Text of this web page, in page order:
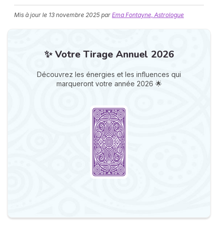
Mis à jour le 13 novembre 2025 par Ema Fontayne, Astrologue
✨ Votre Tirage Annuel 2026
Découvrez les énergies et les influences qui
marqueront votre année 2026 🌟